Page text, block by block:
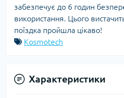
забезпечує до 6 годин
використання. Цього
поїздка пройшла цікаво!
Kosmotech
Характеристики